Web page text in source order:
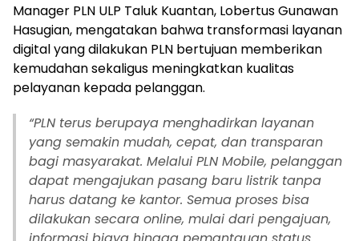
Manager PLN ULP Taluk Kuantan, Lobertus Gunawan
Hasugian, mengatakan bahwa transformasi layanan
digital yang dilakukan PLN bertujuan memberikan
kemudahan sekaligus meningkatkan kualitas
pelayanan kepada pelanggan.
“PLN terus berupaya menghadirkan layanan
yang semakin mudah, cepat, dan transparan
bagi masyarakat. Melalui PLN Mobile, pelanggan
dapat mengajukan pasang baru listrik tanpa
harus datang ke kantor. Semua proses bisa
dilakukan secara online, mulai dari pengajuan,